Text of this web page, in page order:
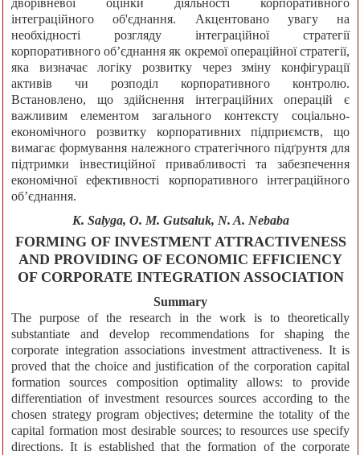
дворівневої оцінки діяльності корпоративного
інтеграційного об'єднання. Акцентовано увагу на
необхідності розгляду інтеграційної стратегії
корпоративного об’єднання як окремої операційної стратегії,
яка визначає логіку розвитку через зміну конфігурації
активів чи розподіл корпоративного контролю.
Встановлено, що здійснення інтеграційних операцій є
важливим елементом загального контексту соціально-
економічного розвитку корпоративних підприємств, що
вимагає формування належного стратегічного підґрунтя для
підтримки інвестиційної привабливості та забезпечення
економічної ефективності корпоративного інтеграційного
об’єднання.
K. Salyga, О. М. Gutsaluk, N. A. Nebaba
FORMING OF INVESTMENT ATTRACTIVENESS
AND PROVIDING OF ECONOMIC EFFICIENCY
OF CORPORATE INTEGRATION ASSOCIATION
Summary
The purpose of the research in the work is to theoretically
substantiate and develop recommendations for shaping the
corporate integration associations investment attractiveness. It is
proved that the choice and justification of the corporation capital
formation sources composition optimality allows: to provide
differentiation of investment resources sources according to the
chosen strategy program objectives; determine the totality of the
capital formation most desirable sources; to resources use specify
directions. It is established that the formation of the corporate